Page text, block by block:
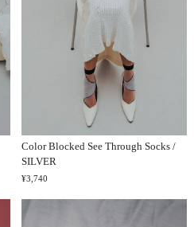
Color Blocked See Through Socks /
SILVER
¥3,740